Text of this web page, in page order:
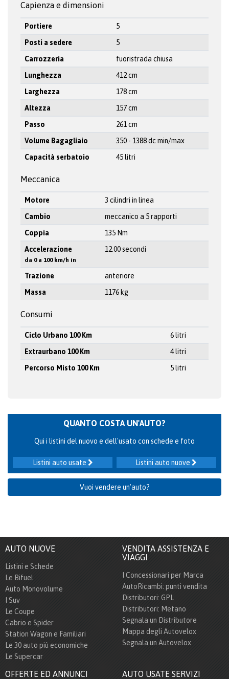
Capienza e dimensioni
Portiere
5
Posti a sedere
5
Carrozzeria
fuoristrada chiusa
Lunghezza
412 cm
Larghezza
178 cm
Altezza
157 cm
Passo
261 cm
Volume Bagagliaio
350 - 1388 dc min/max
Capacità serbatoio
45 litri
Meccanica
Motore
3 cilindri in linea
Cambio
meccanico a 5 rapporti
Coppia
135 Nm
Accelerazione
da 0 a 100 km/h in
12.00 secondi
Trazione
anteriore
Massa
1176 kg
Consumi
Ciclo Urbano 100 Km
6 litri
Extraurbano 100 Km
4 litri
Percorso Misto 100 Km
5 litri
QUANTO COSTA UN'AUTO?
Qui i listini del nuovo e dell'usato con schede e foto
Listini auto nuove
Listini auto usate
Vuoi vendere un'auto?
AUTO NUOVE
Listini e Schede
Le Bifuel
Auto Monovolume
I Suv
Le Coupe
Cabrio e Spider
Station Wagon e Familiari
Le 30 auto più economiche
Le Supercar
VENDITA ASSISTENZA E
VIAGGI
I Concessionari per Marca
AutoRicambi: punti vendita
Distributori: GPL
Distributori: Metano
Segnala un Distributore
Mappa degli Autovelox
Segnala un Autovelox
OFFERTE ED ANNUNCI AUTO USATE SERVIZI